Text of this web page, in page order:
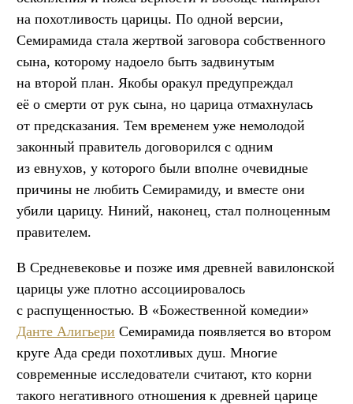
на похотливость царицы. По одной версии,
Семирамида стала жертвой заговора собственного
сына, которому надоело быть задвинутым
на второй план. Якобы оракул предупреждал
её о смерти от рук сына, но царица отмахнулась
от предсказания. Тем временем уже немолодой
законный правитель договорился с одним
из евнухов, у которого были вполне очевидные
причины не любить Семирамиду, и вместе они
убили царицу. Ниний, наконец, стал полноценным
правителем.
В Средневековье и позже имя древней вавилонской
царицы уже плотно ассоциировалось
с распущенностью. В «Божественной комедии»
Данте Алигьери Семирамида появляется во втором
круге Ада среди похотливых душ. Многие
современные исследователи считают, кто корни
такого негативного отношения к древней царице